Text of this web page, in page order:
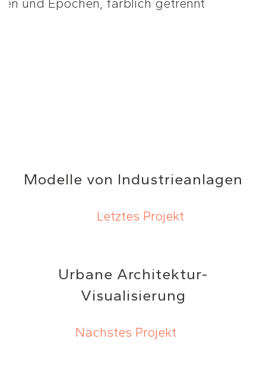
Modelle von Industrieanlagen
Letztes Projekt
Urbane Architektur-
Visualisierung
Nächstes Projekt